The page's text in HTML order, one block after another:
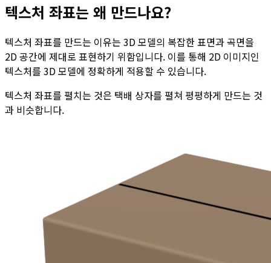
텍스처 좌표는 왜 만드나요?
텍스처 좌표를 만드는 이유는 3D 모델의 복잡한 표면과 곡면을
2D 공간에 제대로 표현하기 위함입니다. 이를 통해 2D 이미지인
텍스처를 3D 모델에 정확하게 적용할 수 있습니다.
텍스처 좌표를 펼치는 것은 택배 상자를 펼쳐 평평하게 만드는 것
과 비슷합니다.